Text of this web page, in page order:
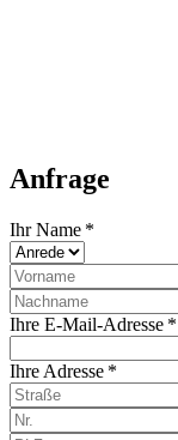
Anfrage
Ihr Name *
Ihre E-Mail-Adresse *
Ihre Adresse *